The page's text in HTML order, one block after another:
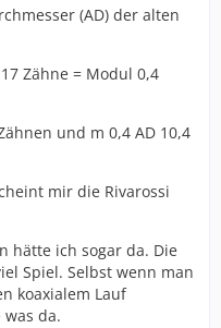
(AD) der alten
Zähne = Modul 0,4
und m 0,4 AD 10,4
mir die Rivarossi
hätte ich sogar da. Die
Spiel. Selbst wenn man
koaxialem Lauf
da.